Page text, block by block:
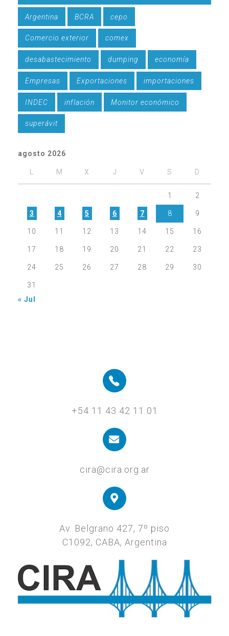
Argentina BCRA cepo
Comercio exterior comex
desabastecimiento dumping economía
Empresas Exportaciones importaciones
INDEC inflación Monitor económico
superávit
agosto 2026
L M X J V S D
1 2
3 4 5 6 7 8 9
10 11 12 13 14 15 16
17 18 19 20 21 22 23
24 25 26 27 28 29 30
31
« Jul
+54 11 43 42 11 01
cira@cira.org.ar
Av. Belgrano 427, 7º piso
C1092, CABA, Argentina